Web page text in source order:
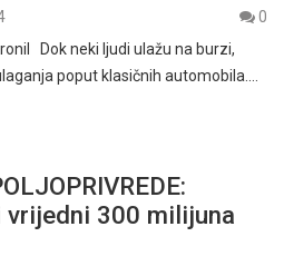
0
Dok neki ljudi ulažu na burzi,
poput klasičnih automobila.…
300 milijuna